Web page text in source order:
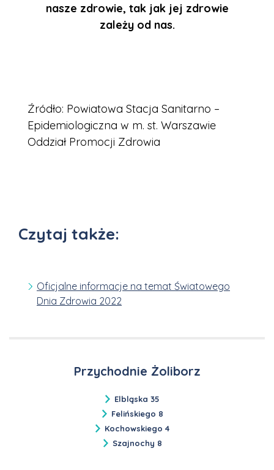
nasze zdrowie, tak jak jej zdrowie
zależy od nas.
Źródło: Powiatowa Stacja Sanitarno –
Epidemiologiczna w m. st. Warszawie
Oddział Promocji Zdrowia
Czytaj także:
Oficjalne informacje na temat Światowego
Dnia Zdrowia 2022
Przychodnie Żoliborz
Elbląska 35
Felińskiego 8
Kochowskiego 4
Szajnochy 8